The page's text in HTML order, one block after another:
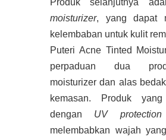
Produk selanjutnya
moisturizer, yang dapat
kelembaban untuk kulit
Puteri Acne Tinted
perpaduan dua
moisturizer dan alas
kemasan. Produk
dengan UV
melembabkan wajah